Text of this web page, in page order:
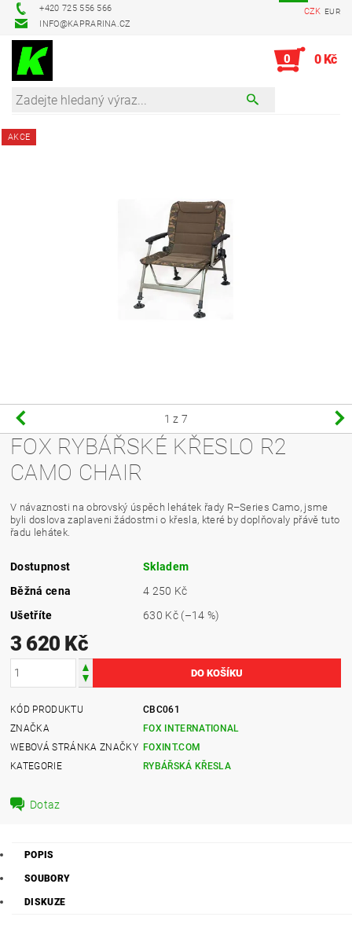
+420 725 556 566
INFO@KAPRARINA.CZ
CZK EUR
0 0 Kč
AKCE
1 z 7
FOX RYBÁŘSKÉ KŘESLO R2
CAMO CHAIR
V návaznosti na obrovský úspěch lehátek řady R–Series Camo, jsme
byli doslova zaplaveni žádostmi o křesla, které by doplňovaly přávě tuto
řadu lehátek.
Dostupnost
Skladem
Běžná cena
4 250 Kč
Ušetříte
630 Kč (–14 %)
3 620 Kč
KÓD PRODUKTU
CBC061
ZNAČKA
FOX INTERNATIONAL
WEBOVÁ STRÁNKA ZNAČKY FOXINT.COM
KATEGORIE
RYBÁŘSKÁ KŘESLA
Dotaz
POPIS
SOUBORY
DISKUZE